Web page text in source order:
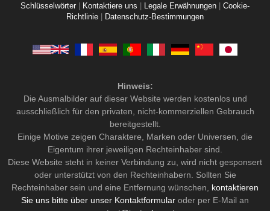
Schlüsselwörter
Kontaktiere uns Legale Erwähnungen
Cookie-
Richtlinie
Datenschutz-Bestimmungen
Hinweis:
Die Ausmalbilder auf dieser Website werden kostenlos und
ausschließlich für den privaten, nicht-kommerziellen Gebrauch
bereitgestellt.
Einige Motive zeigen Charaktere, Marken oder Universen, die
Eigentum ihrer jeweiligen Rechteinhaber sind.
Diese Website steht in keiner Verbindung zu, wird nicht gesponsert
oder unterstützt von den Rechteinhabern. Sollten Sie
Rechteinhaber sein und eine Entfernung wünschen, kontaktieren
Sie uns bitte über unser Kontaktformular oder per E-Mail an